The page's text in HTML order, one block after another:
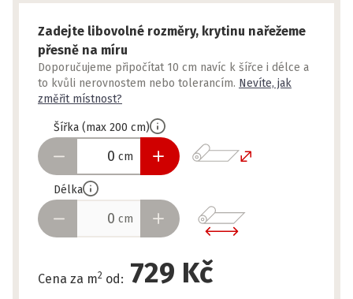
Zadejte libovolné rozměry, krytinu nařežeme
přesně na míru
Doporučujeme připočítat 10 cm navíc k šířce i délce a
to kvůli nerovnostem nebo tolerancím. Nevíte, jak
změřit místnost?
Šířka (max 200 cm)
cm
Délka
cm
Cena za m2 od: 729 Kč